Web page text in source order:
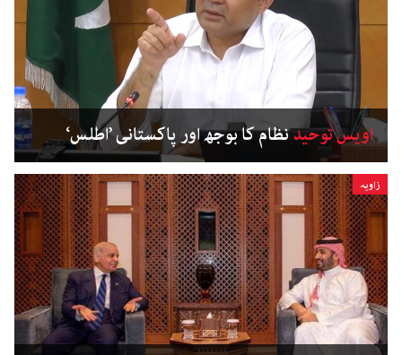
اویس توحیدنظام کا بوجھ اور پاکستانی ’اطلس‘
زاویہ